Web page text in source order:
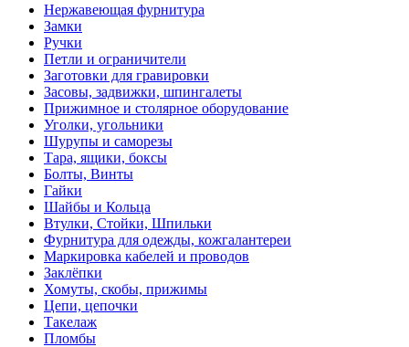
Нержавеющая фурнитура
Замки
Ручки
Петли и ограничители
Заготовки для гравировки
Засовы, задвижки, шпингалеты
Прижимное и столярное оборудование
Уголки, угольники
Шурупы и саморезы
Тара, ящики, боксы
Болты, Винты
Гайки
Шайбы и Кольца
Втулки, Стойки, Шпильки
Фурнитура для одежды, кожгалантереи
Маркировка кабелей и проводов
Заклёпки
Хомуты, скобы, прижимы
Цепи, цепочки
Такелаж
Пломбы